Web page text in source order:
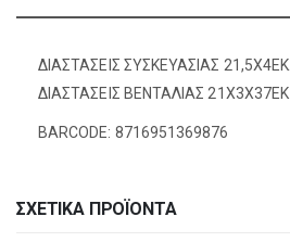
ΔΙΑΣΤΑΣΕΙΣ ΣΥΣΚΕΥΑΣΙΑΣ 21,5Χ4ΕΚ.
ΔΙΑΣΤΑΣΕΙΣ ΒΕΝΤΑΛΙΑΣ 21Χ3Χ37ΕΚ
BARCODE: 8716951369876
ΣΧΕΤΙΚΆ ΠΡΟΪΌΝΤΑ